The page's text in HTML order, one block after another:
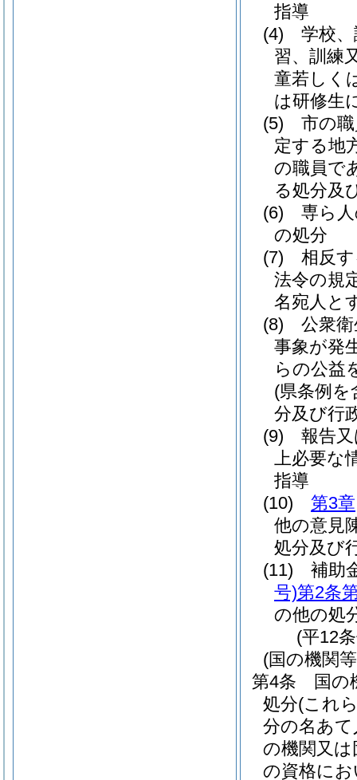
指導
(4)
学校
習、訓練
童若しく
は研修生
(5)
市の
定する地
の職員で
る処分及
(6)
専ら
の処分
(7)
相反
法令の規
名宛人と
(8)
公衆
事象が発
らの公益
(県条例を
分及び行
(9)
報告
上必要な
指導
(10)
第3章
他の意見
処分及び
(11)
補助
号)第2条
の他の処
(平12
(国の機関
第4条
国の
処分(これ
分の名あ
の機関又
の資格に